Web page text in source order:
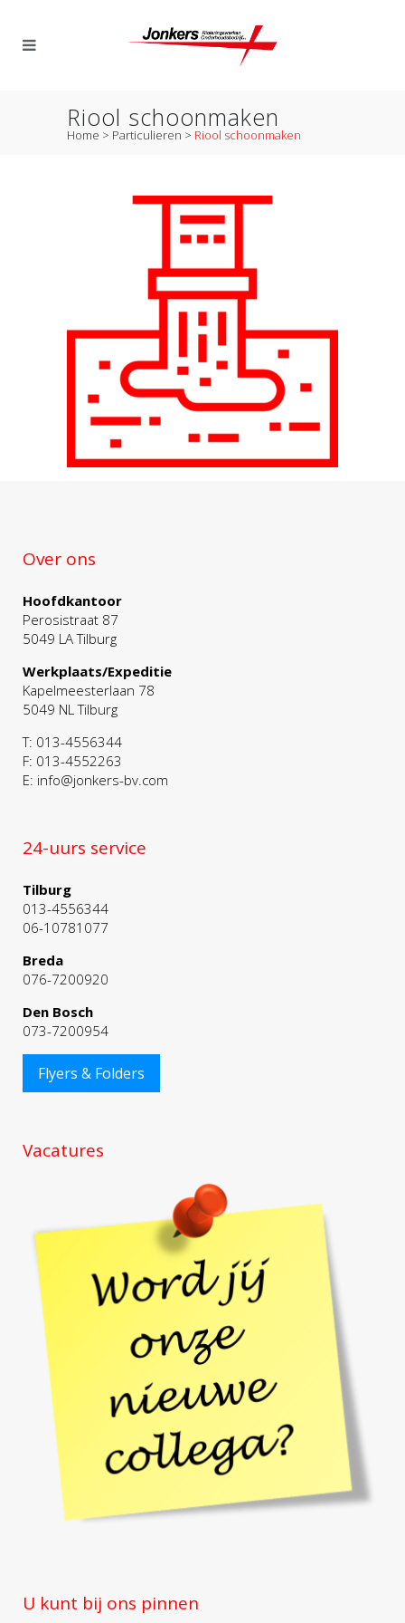
Riool schoonmaken
Home > Particulieren > Riool schoonmaken
Over ons
Hoofdkantoor
Perosistraat 87
5049 LA Tilburg
Werkplaats/Expeditie
Kapelmeesterlaan 78
5049 NL Tilburg
T: 013-4556344
F: 013-4552263
E: info@jonkers-bv.com
24-uurs service
Tilburg
013-4556344
06-10781077
Breda
076-7200920
Den Bosch
073-7200954
Flyers & Folders
Vacatures
U kunt bij ons pinnen